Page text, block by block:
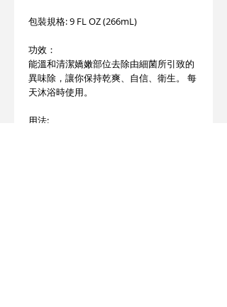
包裝規格: 9 FL OZ (266mL)
功效：
能溫和清潔嬌嫩部位去除由細菌所引致的
異味除，讓你保持乾爽、自信、衛生。 每
天沐浴時使用。
用法: